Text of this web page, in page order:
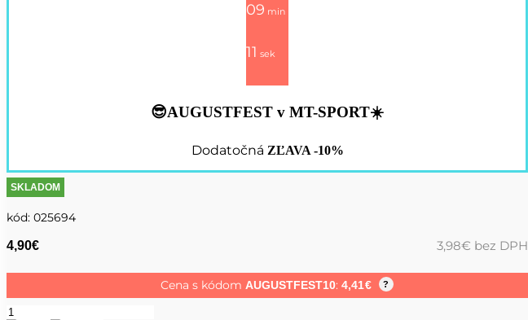
09 min
10sek
😎AUGUSTFEST v MT-SPORT☀️
Dodatočná ZĽAVA -10%
SKLADOM
kód: 025694
4,90€ 3,98€ bez DPH
Cena s kódomAUGUSTFEST10:4,41€ ?